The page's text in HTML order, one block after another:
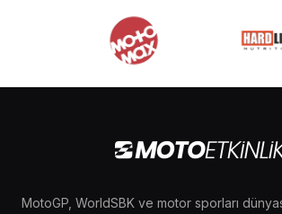
MotoGP, WorldSBK ve motor sporları